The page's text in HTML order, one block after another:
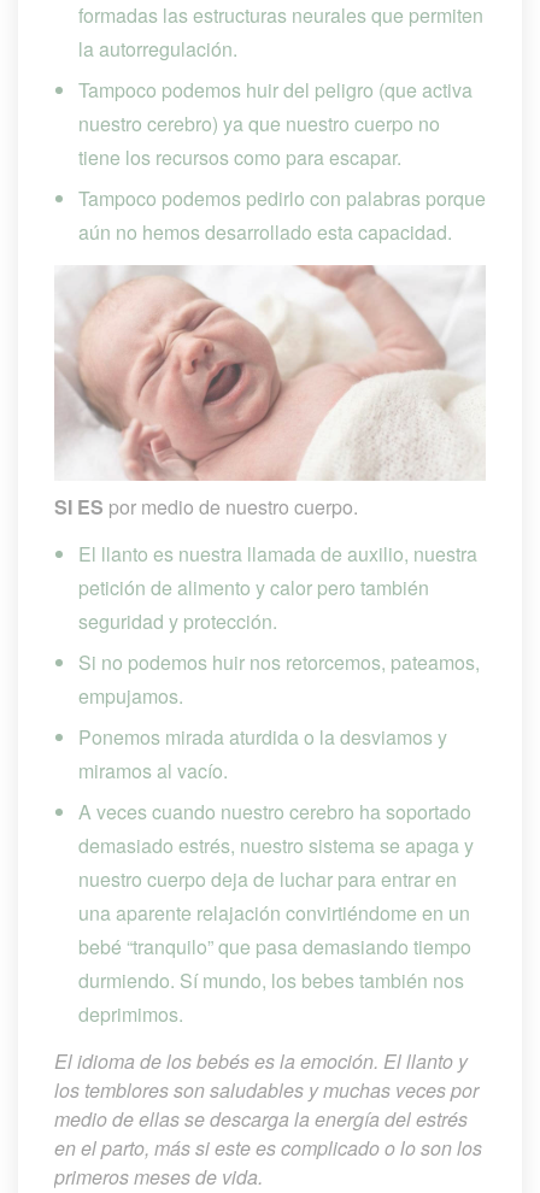
formadas las estructuras neurales que permiten
la autorregulación.
Tampoco podemos huir del peligro (que activa
nuestro cerebro) ya que nuestro cuerpo no
tiene los recursos como para escapar.
Tampoco podemos pedirlo con palabras porque
aún no hemos desarrollado esta capacidad.
SI ES por medio de nuestro cuerpo.
El llanto es nuestra llamada de auxilio, nuestra
petición de alimento y calor pero también
eguridad y protección.
Si no podemos huir nos retorcemos, pateamos,
empujamos.
Ponemos mirada aturdida o la desviamos y
miramos al vacío.
A veces cuando nuestro cerebro ha soportado
demasiado estrés, nuestro sistema se apaga y
nuestro cuerpo deja de luchar para entrar en
una aparente relajación convirtiéndome en un
bebé “tranquilo” que pasa demasiando tiempo
durmiendo. Sí mundo, los bebes también nos
deprimimos.
El idioma de los bebés es la emoción. El llanto y
los temblores son saludables y muchas veces por
medio de ellas se descarga la energía del estrés
en el parto, más si este es complicado o lo son los
primeros meses de vida.